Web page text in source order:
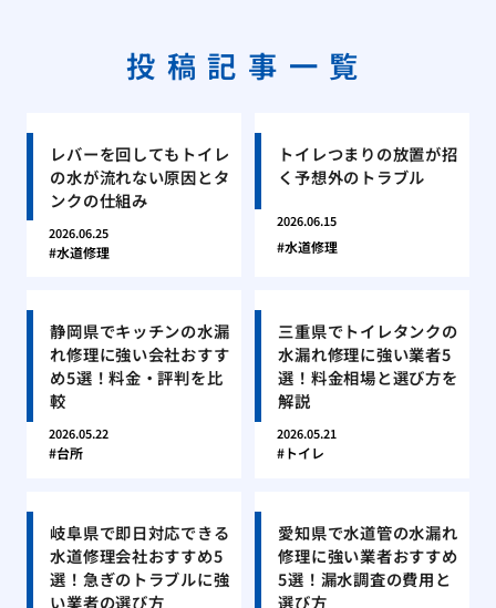
投稿記事一覧
レバーを回してもトイレ
の水が流れない原因とタ
ンクの仕組み
2026.06.25
水道修理
トイレつまりの放置が招
く予想外のトラブル
2026.06.15
水道修理
静岡県でキッチンの水漏
れ修理に強い会社おすす
め5選！料金・評判を比
較
2026.05.22
台所
三重県でトイレタンクの
水漏れ修理に強い業者5
選！料金相場と選び方を
解説
2026.05.21
トイレ
岐阜県で即日対応できる
水道修理会社おすすめ5
選！急ぎのトラブルに強
い業者の選び方
愛知県で水道管の水漏れ
修理に強い業者おすすめ
5選！漏水調査の費用と
選び方